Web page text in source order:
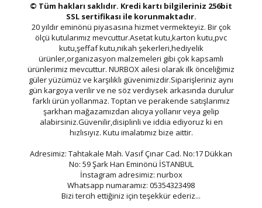
© Tüm hakları saklıdır. Kredi kartı bilgileriniz 256bit
SSL sertifikası ile korunmaktadır.
20 yıldır eminönü piyasasına hizmet vermekteyiz. Bir çok
ölçü kutularımız mevcuttur.Asetat kutu,karton kutu,pvc
kutu,şeffaf kutu,nikah şekerleri,hediyelik
ürünler,organizasyon malzemeleri gibi çok kapsamlı
ürünlerimiz mevcuttur. NURBOX ailesi olarak ilk önceliğimiz
güler yüzümüz ve karşılıklı güvenimizdir.Siparişleriniz aynı
gün kargoya verilir ve ne söz verdiysek arkasında durulur
farklı ürün yollanmaz. Toptan ve perakende satışlarımız
şarkhan mağazamızdan alıcıya yollanır veya gelip
alabirsiniz.Güvenilir,disiplinli ve iddia ediyoruz ki en
hızlısıyız. Kutu imalatımız bize aittir.
Adresimiz: Tahtakale Mah. Vasıf Çınar Cad. No:17 Dükkan
No: 59 Şark Han Eminönü İSTANBUL
İnstagram adresimiz: nurbox
Whatsapp numaramız: 05354323498
Bizi tercih ettiğiniz için teşekkür ederiz...